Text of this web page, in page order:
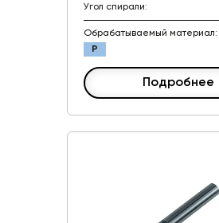
Угол спирали:
Обрабатываемый материал:
P
Подробнее